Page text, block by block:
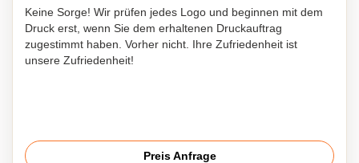
Keine Sorge! Wir prüfen jedes Logo und beginnen mit dem
Druck erst, wenn Sie dem erhaltenen Druckauftrag
zugestimmt haben. Vorher nicht. Ihre Zufriedenheit ist
unsere Zufriedenheit!
Preis Anfrage